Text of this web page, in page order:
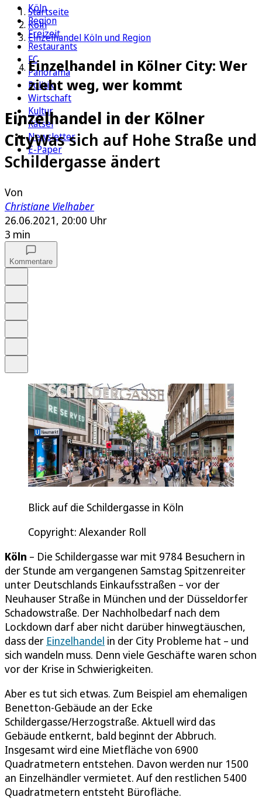
Köln
Region
Freizeit
Restaurants
FC
Panorama
Politik
Wirtschaft
Kultur
Rätsel
Newsletter
E-Paper
Startseite
Köln
Einzelhandel Köln und Region
Einzelhandel in Kölner City: Wer
zieht weg, wer kommt
Einzelhandel in der Kölner
CityWas sich auf Hohe Straße und
Schildergasse ändert
Von
Christiane Vielhaber
26.06.2021, 20:00 Uhr
3 min
Kommentare
Blick auf die Schildergasse in Köln
Copyright: Alexander Roll
Köln – Die Schildergasse war mit 9784 Besuchern in
der Stunde am vergangenen Samstag Spitzenreiter
unter Deutschlands Einkaufsstraßen – vor der
Neuhauser Straße in München und der Düsseldorfer
Schadowstraße. Der Nachholbedarf nach dem
Lockdown darf aber nicht darüber hinwegtäuschen,
dass der Einzelhandel in der City Probleme hat – und
sich wandeln muss. Denn viele Geschäfte waren schon
vor der Krise in Schwierigkeiten.
Aber es tut sich etwas. Zum Beispiel am ehemaligen
Benetton-Gebäude an der Ecke
Schildergasse/Herzogstraße. Aktuell wird das
Gebäude entkernt, bald beginnt der Abbruch.
Insgesamt wird eine Mietfläche von 6900
Quadratmetern entstehen. Davon werden nur 1500
an Einzelhändler vermietet. Auf den restlichen 5400
Quadratmetern entsteht Bürofläche.